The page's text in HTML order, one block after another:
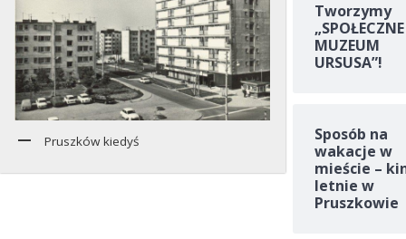
Pruszków kiedyś
Tworzymy
„SPOŁECZNE
MUZEUM
URSUSA”!
Sposób na
wakacje w
mieście –
letnie w
Pruszkowie